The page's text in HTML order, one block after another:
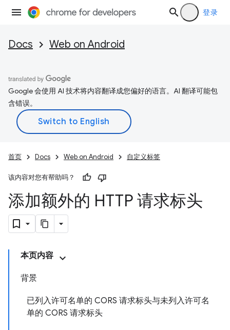
登录
Docs Web on Android
Google 会使用 AI 技术将内容翻译成您偏好的语言。AI 翻译可能包
含错误。
首页 Docs Web on Android 自定义标签
该内容对您有帮助吗？
添加额外的 HTTP 请求标头
本页内容
背景
已列入许可名单的 CORS 请求标头与未列入许可名
单的 CORS 请求标头